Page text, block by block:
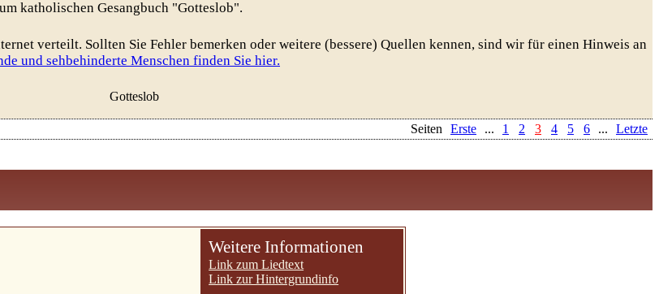
katholischen Gesangbuch "Gotteslob".
verteilt. Sollten Sie Fehler bemerken oder weitere (bessere) Quellen kennen, sind wir für einen Hinweis an
und sehbehinderte Menschen finden Sie hier.
Gotteslob
Seiten Erste ... 1 2 3 4 5 6 ...
Letzte
Weitere Informationen
Link zum Liedtext
Link zur Hintergrundinfo